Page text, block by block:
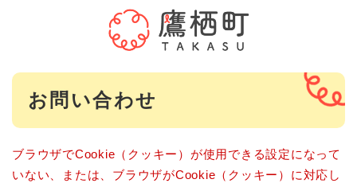
メニューを飛ばして本文へ
本
お問い合わせ
ブラウザでCookie（クッキー）が使用できる設定になって
いない、または、ブラウザがCookie（クッキー）に対応し